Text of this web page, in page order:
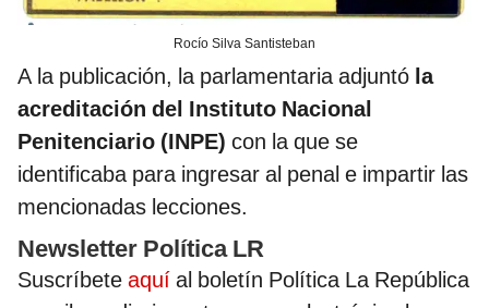
Rocío Silva Santisteban
A la publicación, la parlamentaria adjuntó la
acreditación del Instituto Nacional
Penitenciario (INPE) con la que se
identificaba para ingresar al penal e impartir las
mencionadas lecciones.
Newsletter Política LR
Suscríbete aquí al boletín Política La República